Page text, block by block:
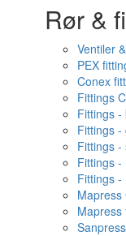
Rør &
Ventiler
PEX
Conex
Fittings
Fittings
Fittings -
Fittings -
Fittings -
Fittings -
Mapress
Mapress